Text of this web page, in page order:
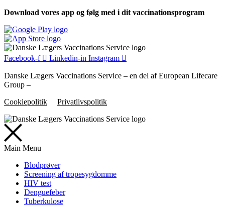
Download vores app og følg med i dit vaccinationsprogram
Facebook-f Linkedin-in Instagram
Danske Lægers Vaccinations Service – en del af European Lifecare
Group –
Cookiepolitik
Privatlivspolitik
Main Menu
Blodprøver
Screening af tropesygdomme
HIV test
Denguefeber
Tuberkulose